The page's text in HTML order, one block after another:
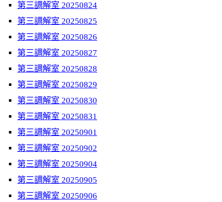
第三調解室 20250824
第三調解室 20250825
第三調解室 20250826
第三調解室 20250827
第三調解室 20250828
第三調解室 20250829
第三調解室 20250830
第三調解室 20250831
第三調解室 20250901
第三調解室 20250902
第三調解室 20250904
第三調解室 20250905
第三調解室 20250906